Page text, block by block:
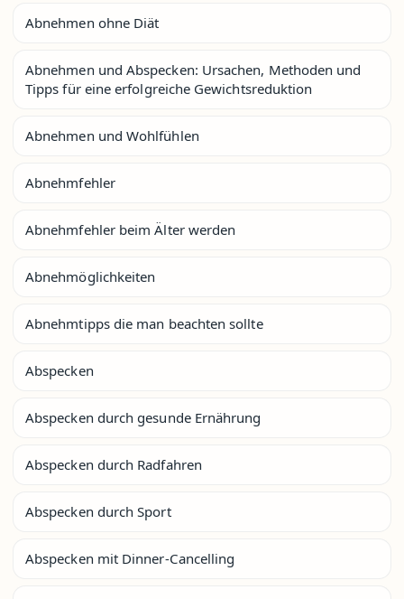
Abnehmen ohne Diät
Abnehmen und Abspecken: Ursachen, Methoden und
Tipps für eine erfolgreiche Gewichtsreduktion
Abnehmen und Wohlfühlen
Abnehmfehler
Abnehmfehler beim Älter werden
Abnehmöglichkeiten
Abnehmtipps die man beachten sollte
Abspecken
Abspecken durch gesunde Ernährung
Abspecken durch Radfahren
Abspecken durch Sport
Abspecken mit Dinner-Cancelling